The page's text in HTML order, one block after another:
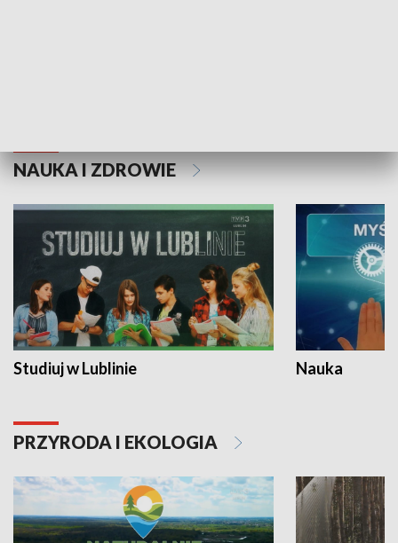
NAUKA I ZDROWIE
Studiuj w Lublinie Nauka
PRZYRODA I EKOLOGIA